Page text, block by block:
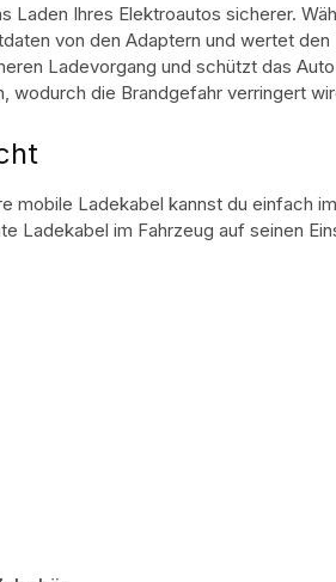
Laden Ihres Elektroautos sicherer.
von den Adaptern und wertet
Ladevorgang und schützt das
wodurch die Brandgefahr verringert
mobile Ladekabel kannst du einfach
Ladekabel im Fahrzeug auf seinen